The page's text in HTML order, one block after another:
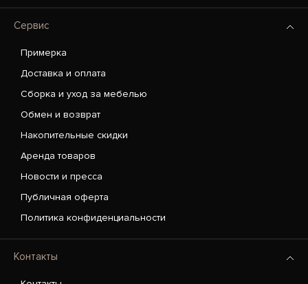
Сервис
Примерка
Доставка и оплата
Сборка и уход за мебелью
Обмен и возврат
Накопительные скидки
Аренда товаров
Новости и пресса
Публичная оферта
Политика конфиденциальности
Контакты